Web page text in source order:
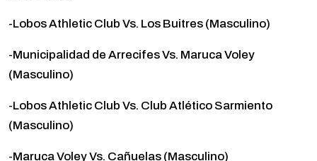
-Lobos Athletic Club Vs. Los Buitres (Masculino)
-Municipalidad de Arrecifes Vs. Maruca Voley
(Masculino)
-Lobos Athletic Club Vs. Club Atlético Sarmiento
(Masculino)
-Maruca Voley Vs. Cañuelas (Masculino)